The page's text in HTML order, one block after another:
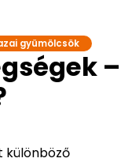
gyümölcsök
–
különböző